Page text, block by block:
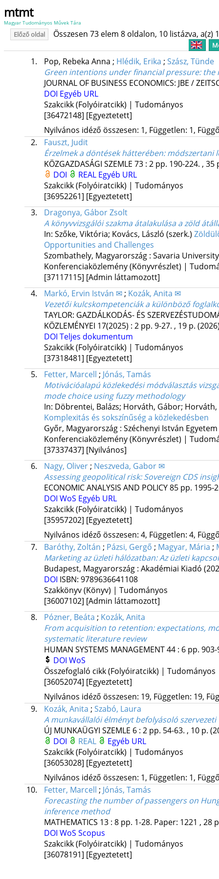
mtmt
Magyar Tudományos Művek Tára
Előző oldal Összesen 73 elem 8 oldalon, 10 listázva, a(z)
1. Pop, Rebeka Anna ; Hlédik, Erika ; Szász, Tünde
Green intentions under financial pressure:
JOURNAL OF BUSINESS ECONOMICS: JBE /
DOI Egyéb URL
Szakcikk (Folyóiratcikk) | Tudományos
[36472148] [Egyeztetett]
Nyilvános idéző összesen: 1, Független: 1,
2.
Fauszt, Judit
Érzelmek a döntések hátterében: módszertani
KÖZGAZDASÁGI SZEMLE 73: 2 pp. 190-224. , 35
DOI
REAL Egyéb URL
Szakcikk (Folyóiratcikk) | Tudományos
[36952261] [Egyeztetett]
3.
Dragonya, Gábor Zsolt
A könyvvizsgálói szakma átalakulása a zöld
In: Szőke, Viktória; Kovács, László (szerk.)
Opportunities and Challenges
Szombathely, Magyarország : Savaria
Konferenciaközlemény (Könyvrészlet) |
[37117115] [Admin láttamozott]
4.
Markó, Ervin István ✉; Kozák, Anita ✉
Vezetői kulcskompetenciák a különböző
TAYLOR: GAZDÁLKODÁS- ÉS
KÖZLEMÉNYEI 17(2025) : 2 pp. 9-27. , 19 p.
DOI Teljes dokumentum
Szakcikk (Folyóiratcikk) | Tudományos
[37318481] [Egyeztetett]
5.
Fetter, Marcell ; Jónás, Tamás
Motivációalapú közlekedési módválasztás
mode choice using fuzzy methodology
In: Döbrentei, Balázs; Horváth, Gábor; Horváth,
Komplexitás és sokszínűség a közlekedésben
Győr, Magyarország : Széchenyi István
Konferenciaközlemény (Könyvrészlet) |
[37337437] [Nyilvános]
6.
Nagy, Oliver; Neszveda, Gabor ✉
Assessing geopolitical risk: Sovereign CDS
ECONOMIC ANALYSIS AND POLICY85 pp. 1995-
DOI WoS Egyéb URL
Szakcikk (Folyóiratcikk) | Tudományos
[35957202] [Egyeztetett]
Nyilvános idéző összesen: 4, Független: 4,
7.
Baróthy, Zoltán ; Pázsi, Gergő ; Magyar, Mária ;
Marketing az üzleti hálózatban: Az üzleti
Budapest, Magyarország : Akadémiai Kiadó
DOI ISBN: 9789636641108
Szakkönyv (Könyv) | Tudományos
[36007102] [Admin láttamozott]
8.
Pózner, Beáta ; Kozák, Anita
From acquisition to retention: expectations,
systematic literature review
HUMAN SYSTEMS MANAGEMENT44: 6 pp.
DOI WoS
Összefoglaló cikk (Folyóiratcikk) | Tudományos
[36052074] [Egyeztetett]
Nyilvános idéző összesen: 19, Független: 19,
9.
Kozák, Anita ; Szabó, Laura
A munkavállalói élményt befolyásoló szervezeti
ÚJ MUNKAÜGYI SZEMLE 6: 2 pp. 54-63. , 10 p.
DOI
REAL
Egyéb URL
Szakcikk (Folyóiratcikk) | Tudományos
[36053028] [Egyeztetett]
Nyilvános idéző összesen: 1, Független: 1,
10.
Fetter, Marcell ; Jónás, Tamás
Forecasting the number of passengers on
inference method
MATHEMATICS 13: 8 pp. 1-28. Paper: 1221 , 28
DOI WoS Scopus
Szakcikk (Folyóiratcikk) | Tudományos
[36078191] [Egyeztetett]